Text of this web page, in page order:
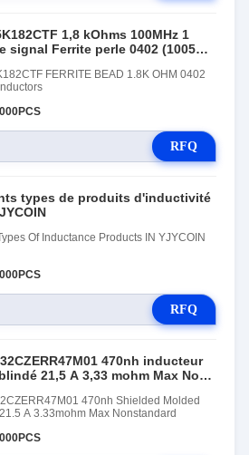
1,8 kOhms 100MHz 1
signal Ferrite perle 0402 (1005
FERRITE BEAD 1.8K OHM 0402
RFQ
types de produits d'inductivité
Of Inductance Products IN YJYCOIN
RFQ
470nh inducteur
21,5 A 3,33 mohm Max Non
470nh Shielded Molded
A 3.33mohm Max Nonstandard